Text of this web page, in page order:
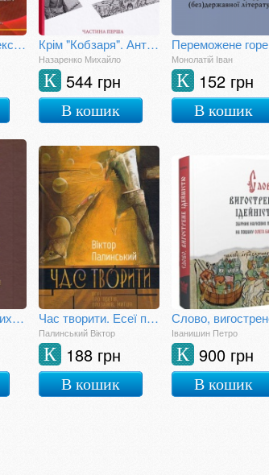
Ліна Костенко: тексти та їх інтерпретація Крім "Кобзаря". Антологія української літератури 1792-1883. Частина 1
Назаренко Михайло
544 грн
К
В кошик
Переможене горе
Монолатій Іван
152 грн
К
В кошик
Віра предків наших. Філософські та літературознавчі праці. Том 2 Час творити. Есеї про поетів, прозаїків, митців
Палинський Віктор
188 грн
К
В кошик
Іванишин Петро
900 грн
К
В кошик